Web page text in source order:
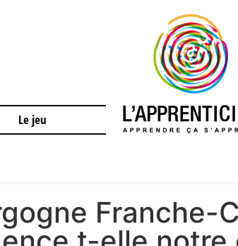
Le jeu
Franche-